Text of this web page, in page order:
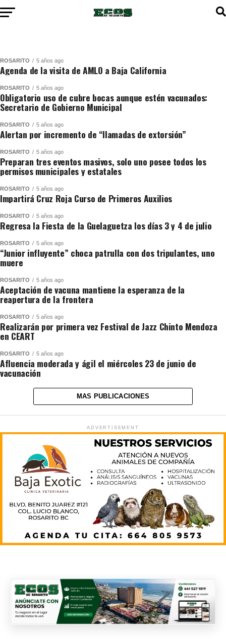
ROSARITO 5 años ago
Agenda de la visita de AMLO a Baja California
ROSARITO 5 años ago
Obligatorio uso de cubre bocas aunque estén vacunados:
Secretario de Gobierno Municipal
ROSARITO 5 años ago
Alertan por incremento de “llamadas de extorsión”
ROSARITO 5 años ago
Preparan tres eventos masivos, solo uno posee todos los
permisos municipales y estatales
ROSARITO 5 años ago
Impartirá Cruz Roja Curso de Primeros Auxilios
ROSARITO 5 años ago
Regresa la Fiesta de la Guelaguetza los días 3 y 4 de julio
ROSARITO 5 años ago
“Junior influyente” choca patrulla con dos tripulantes, uno
muere
ROSARITO 5 años ago
Aceptación de vacuna mantiene la esperanza de la
reapertura de la frontera
ROSARITO 5 años ago
Realizarán por primera vez Festival de Jazz Chinto Mendoza
en CEART
ROSARITO 5 años ago
Afluencia moderada y ágil el miércoles 23 de junio de
vacunación
MAS PUBLICACIONES
ADVERTISEMENT